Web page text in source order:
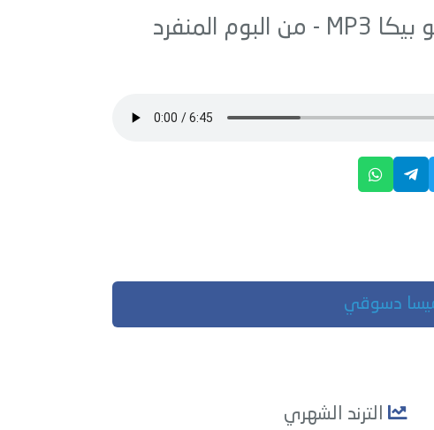
بيكا
المنفرد
دسوقي
الترند الشهري